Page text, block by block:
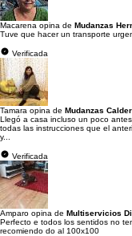
Macarena opina de Mudanzas
Tuve que hacer un transporte
Verificada
Tamara opina de Mudanzas
Llegó a casa incluso un poco
todas las instrucciones que el
y...
Verificada
Amparo opina de Multiservicios
Perfecto e todos los sentidos no
recomiendo do al 100x100